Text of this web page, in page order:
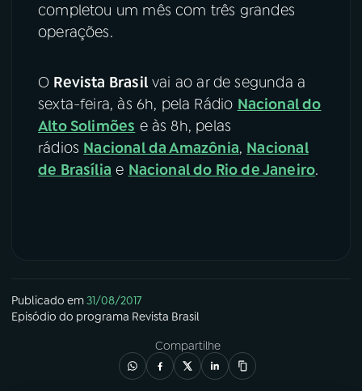
completou um mês com três grandes
operações.
O Revista Brasilvai ao ar de segunda a
sexta-feira, às 6h, pela Rádio Nacional do
Alto Solimões e às 8h, pelas
rádios Nacional da Amazônia, Nacional
de Brasília e Nacional do Rio de Janeiro.
Publicado em31/08/2017
Episódio do programa Revista Brasil
Compartilhe